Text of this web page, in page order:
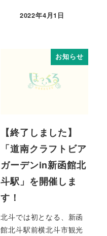
2022年4月1日
お知らせ
【終了しました】
「道南クラフトビア
ガーデンin新函館北
斗駅」を開催しま
す！
北斗では初となる、新函
館北斗駅前横北斗市観光